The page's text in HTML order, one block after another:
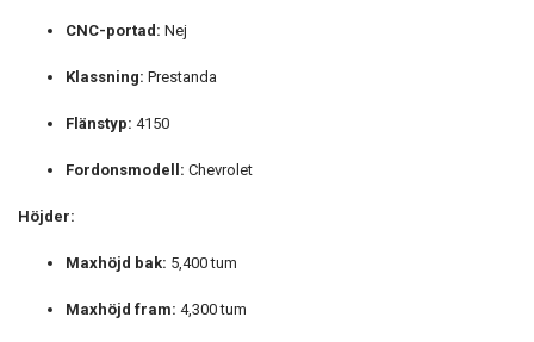
CNC-portad: Nej
Klassning: Prestanda
Flänstyp: 4150
Fordonsmodell: Chevrolet
Höjder:
Maxhöjd bak: 5,400 tum
Maxhöjd fram: 4,300 tum